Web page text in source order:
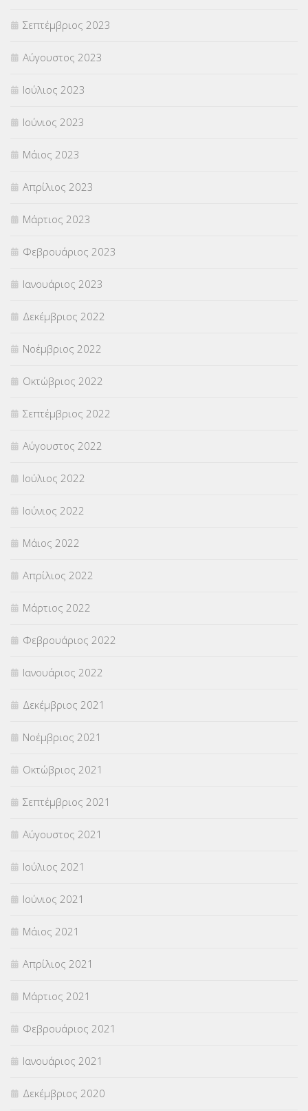
Σεπτέμβριος 2023
Αύγουστος 2023
Ιούλιος 2023
Ιούνιος 2023
Μάιος 2023
Απρίλιος 2023
Μάρτιος 2023
Φεβρουάριος 2023
Ιανουάριος 2023
Δεκέμβριος 2022
Νοέμβριος 2022
Οκτώβριος 2022
Σεπτέμβριος 2022
Αύγουστος 2022
Ιούλιος 2022
Ιούνιος 2022
Μάιος 2022
Απρίλιος 2022
Μάρτιος 2022
Φεβρουάριος 2022
Ιανουάριος 2022
Δεκέμβριος 2021
Νοέμβριος 2021
Οκτώβριος 2021
Σεπτέμβριος 2021
Αύγουστος 2021
Ιούλιος 2021
Ιούνιος 2021
Μάιος 2021
Απρίλιος 2021
Μάρτιος 2021
Φεβρουάριος 2021
Ιανουάριος 2021
Δεκέμβριος 2020